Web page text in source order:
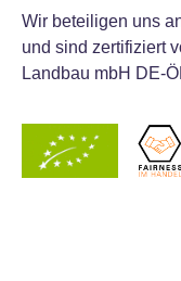
Wir beteiligen uns
und sind zertifiziert
Landbau mbH DE-